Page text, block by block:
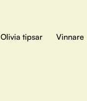
Olivia tipsar Vinnare